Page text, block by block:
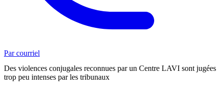
Par courriel
Des violences conjugales reconnues par un Centre LAVI sont jugées
trop peu intenses par les tribunaux